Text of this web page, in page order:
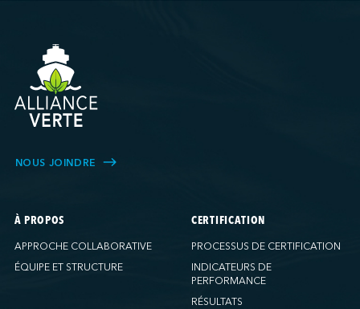
NOUS JOINDRE
À PROPOS
APPROCHE COLLABORATIVE
ÉQUIPE ET STRUCTURE
CERTIFICATION
PROCESSUS DE CERTIFICATION
INDICATEURS DE
PERFORMANCE
RÉSULTATS